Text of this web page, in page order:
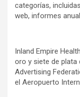
categorías,
web, informes
Inland Empire
oro y siete de plata
Advertising
el Aeropuerto